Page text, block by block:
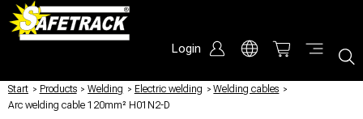
Login
Start / Products / Welding / Electric welding / Welding cables /
Arc welding cable 120mm² H01N2-D